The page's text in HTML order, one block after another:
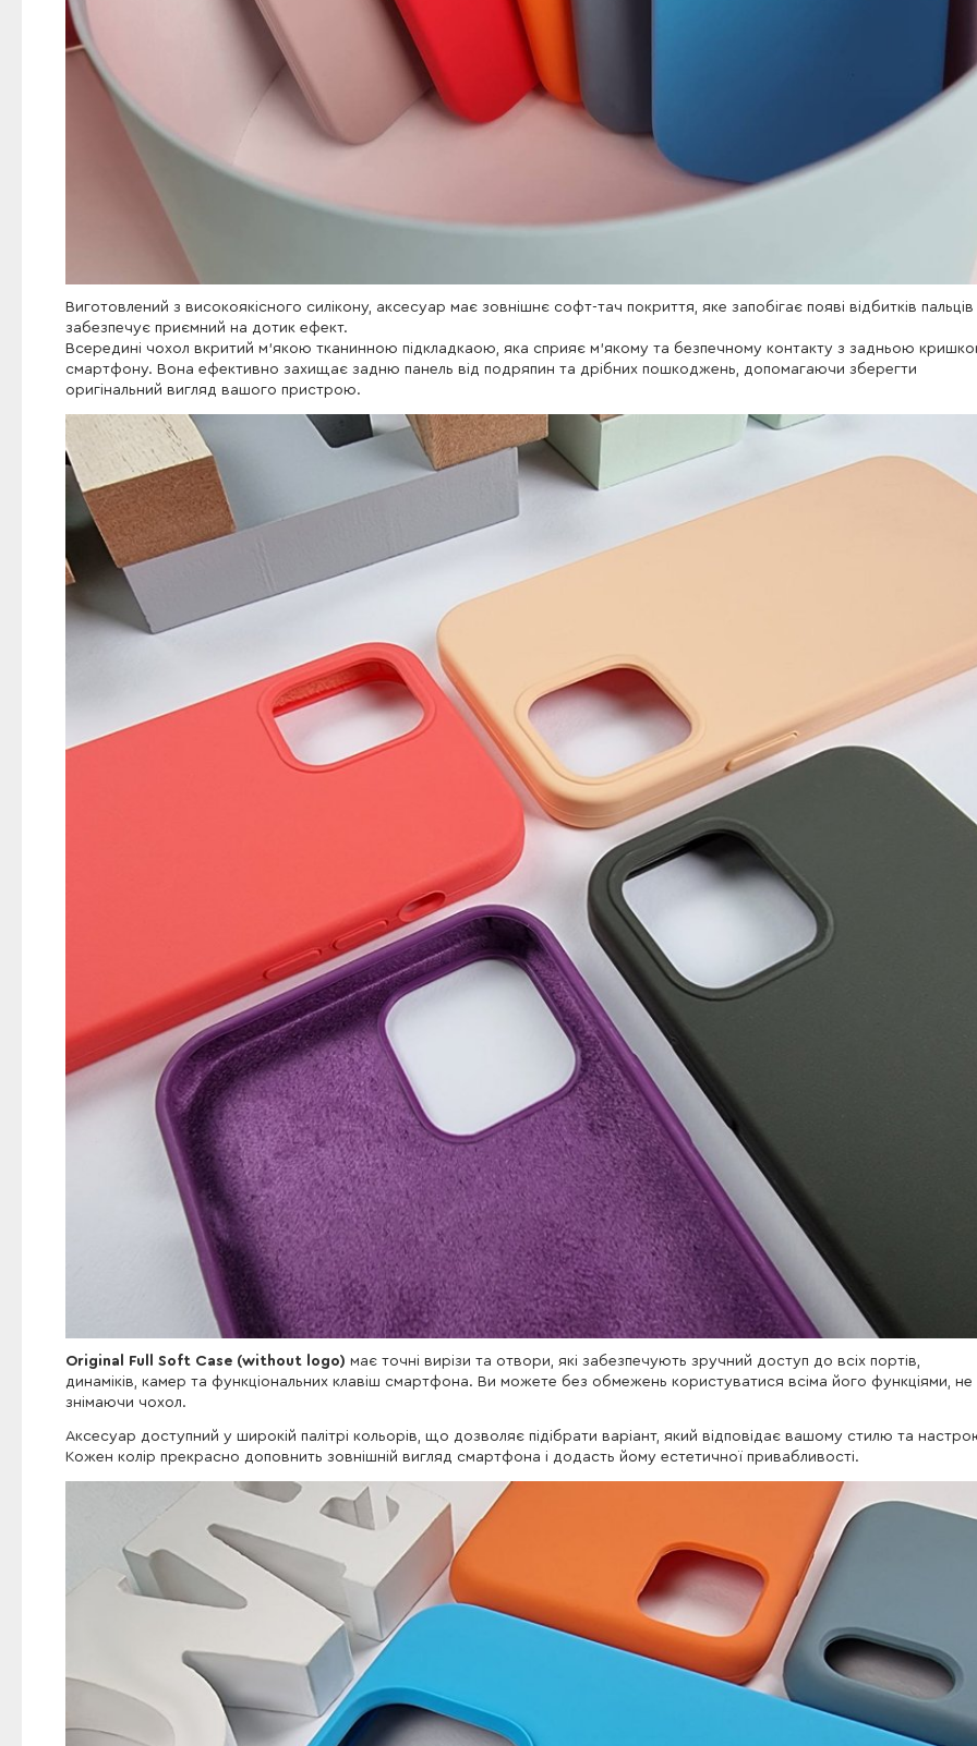
Виготовлений з високоякісного силікону, аксесуар має зовнішнє софт-тач покриття, яке запобігає появі відбитків пальців
забезпечує приємний на дотик ефект.
Всередині чохол вкритий м'якою тканинною підкладкаою, яка сприяє м'якому та безпечному контакту з задньою
смартфону. Вона ефективно захищає задню панель від подряпин та дрібних пошкоджень, допомагаючи зберегти
оригінальний вигляд вашого пристрою.
Original Full Soft Case (without logo) має точні вирізи та отвори, які забезпечують зручний доступ до всіх портів,
динаміків, камер та функціональних клавіш смартфона. Ви можете без обмежень користуватися всіма його функціями, не
знімаючи чохол.
Аксесуар доступний у широкій палітрі кольорів, що дозволяє підібрати варіант, який відповідає вашому стилю та
Кожен колір прекрасно доповнить зовнішній вигляд смартфона і додасть йому естетичної привабливості.